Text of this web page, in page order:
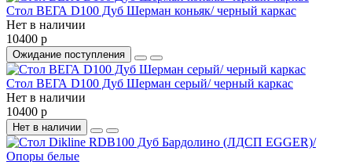
Стол ВЕГА D100 Дуб Шерман коньяк/ черный каркас
Нет в наличии
10400 р
Ожидание поступления
Стол ВЕГА D100 Дуб Шерман серый/ черный каркас
Нет в наличии
10400 р
Нет в наличии